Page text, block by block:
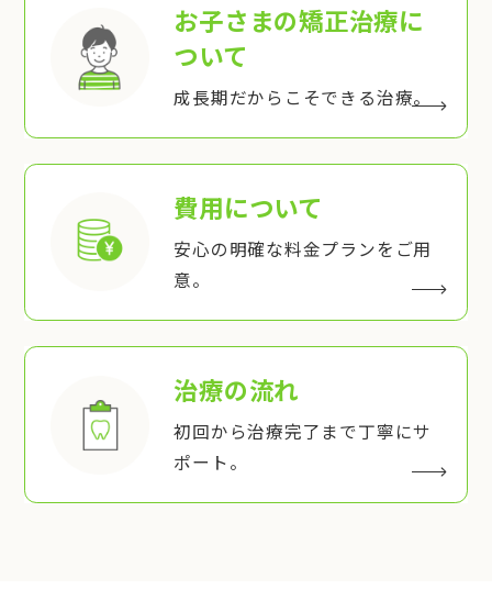
お子さまの矯正治療に
ついて
成長期だからこそできる治療。
費用について
安心の明確な料金プランをご用
意。
治療の流れ
初回から治療完了まで丁寧にサ
ポート。